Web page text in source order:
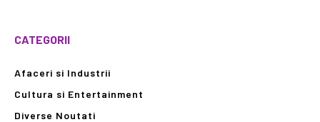
CATEGORII
Afaceri si Industrii
Cultura si Entertainment
Diverse Noutati